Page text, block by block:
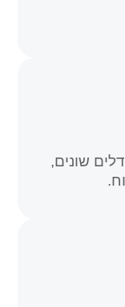
שונים,